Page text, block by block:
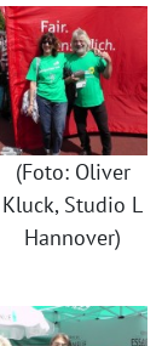
(Foto: Oliver
Kluck, Studio L
Hannover)